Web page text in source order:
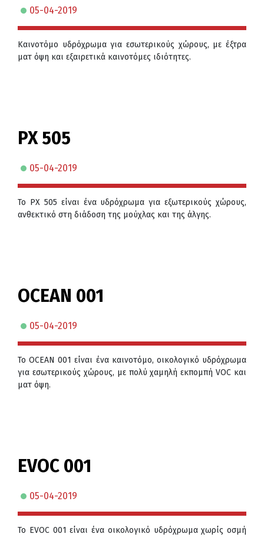
05-04-2019
Καινοτόμο υδρόχρωμα για εσωτερικούς χώρους, με έξτρα
ματ όψη και εξαιρετικά καινοτόμες ιδιότητες.
PX 505
05-04-2019
Το PX 505 είναι ένα υδρόχρωμα για εξωτερικούς χώρους,
ανθεκτικό στη διάδοση της μούχλας και της άλγης.
OCEAN 001
05-04-2019
Το OCEAN 001 είναι ένα καινοτόμο, οικολογικό υδρόχρωμα
για εσωτερικούς χώρους, με πολύ χαμηλή εκπομπή VOC και
ματ όψη.
EVOC 001
05-04-2019
To EVOC 001 είναι ένα οικολογικό υδρόχρωμα χωρίς οσμή